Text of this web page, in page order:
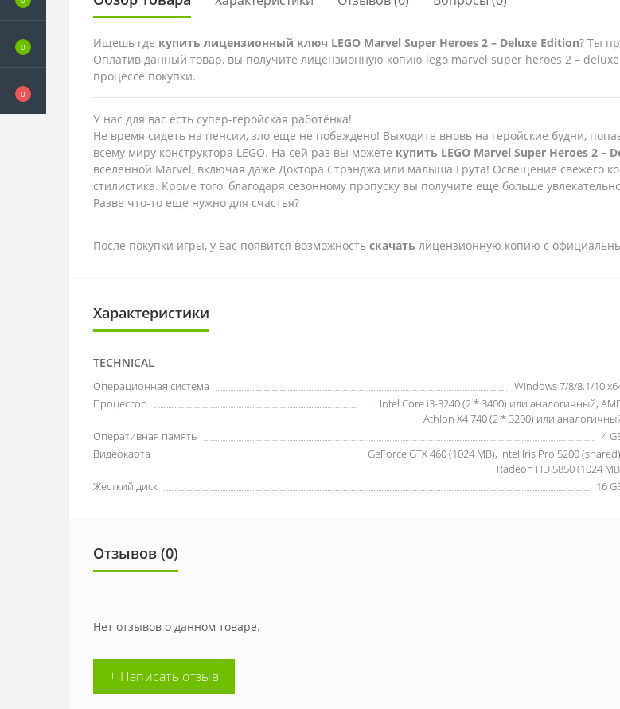
0
0
Ищешь где купить лицензионный ключ LEGO Marvel Super Heroes 2 – Deluxe Edition? Ты
Оплатив данный товар, вы получите лицензионную копию lego marvel super heroes 2 –
процессе покупки.
У нас для вас есть супер-геройская работёнка!
Не время сидеть на пенсии, зло еще не побеждено! Выходите вновь на геройские будни,
всему миру конструктора LEGO. На сей раз вы можете купить LEGO Marvel Super Heroes 2 –
вселенной Marvel, включая даже Доктора Стрэнджа или малыша Грута! Освещение свежего
стилистика. Кроме того, благодаря сезонному пропуску вы получите еще больше
Разве что-то еще нужно для счастья?
После покупки игры, у вас появится возможность скачать лицензионную копию с
Характеристики
TECHNICAL
Операционная система
Windows 7/8/8.1/10
Процессор
Intel Core i3-3240 (2 * 3400) или аналогичный,
Athlon X4 740 (2 * 3200) или
Оперативная память
4
Видеокарта
GeForce GTX 460 (1024 MB), Intel Iris Pro 5200
Radeon HD 5850 (1024
Жесткий диск
16
Отзывов (0)
Нет отзывов о данном товаре.
+ Написать отзыв